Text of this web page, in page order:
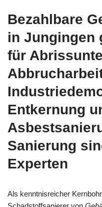
Bezahlbare
in Jungingen
für
Entkernung
Sanierung
Experten
Als kenntnisreicher